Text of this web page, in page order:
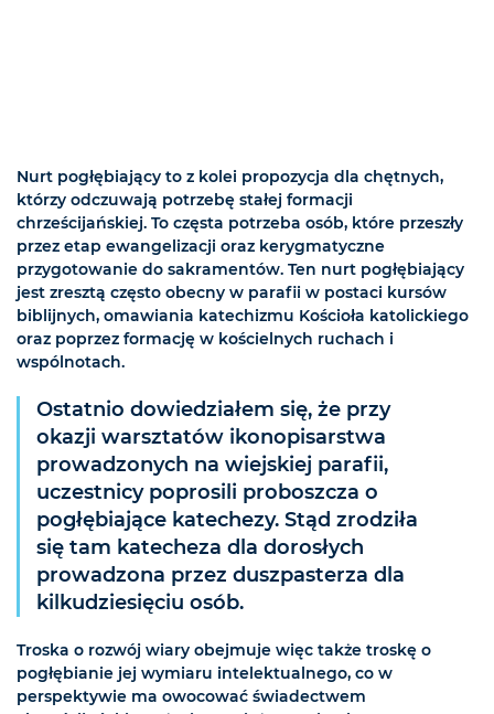
Nurt pogłębiający to z kolei propozycja dla chętnych,
którzy odczuwają potrzebę stałej formacji
chrześcijańskiej. To częsta potrzeba osób, które przeszły
przez etap ewangelizacji oraz kerygmatyczne
przygotowanie do sakramentów. Ten nurt pogłębiający
jest zresztą często obecny w parafii w postaci kursów
biblijnych, omawiania katechizmu Kościoła katolickiego
oraz poprzez formację w kościelnych ruchach i
wspólnotach.
Ostatnio dowiedziałem się, że przy
okazji warsztatów ikonopisarstwa
prowadzonych na wiejskiej parafii,
uczestnicy poprosili proboszcza o
pogłębiające katechezy. Stąd zrodziła
się tam katecheza dla dorosłych
prowadzona przez duszpasterza dla
kilkudziesięciu osób.
Troska o rozwój wiary obejmuje więc także troskę o
pogłębianie jej wymiaru intelektualnego, co w
perspektywie ma owocować świadectwem